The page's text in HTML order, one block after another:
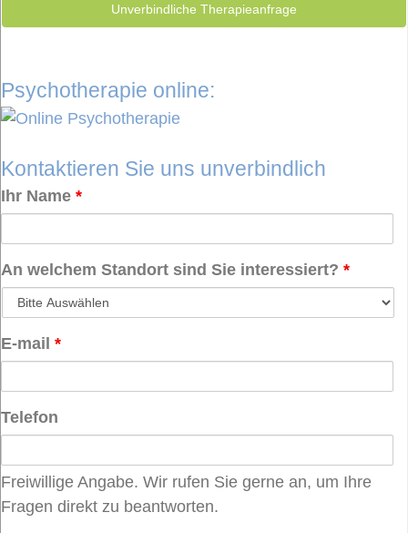
Unverbindliche Therapieanfrage
Psychotherapie online:
Kontaktieren Sie uns unverbindlich
Ihr Name *
An welchem Standort sind Sie interessiert? *
E-mail *
Telefon
Freiwillige Angabe. Wir rufen Sie gerne an, um Ihre
Fragen direkt zu beantworten.